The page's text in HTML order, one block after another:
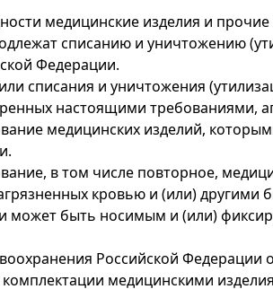
медицинские изделия и
списанию и уничтожению
Федерации.
списания и уничтожения
настоящими требованиями,
медицинских изделий,
в том числе повторное,
кровью и (или) другими
может быть носимым и (или)
Российской Федерации
медицинскими